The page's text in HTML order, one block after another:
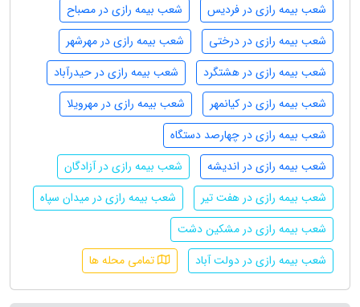
شعب بیمه رازی در فردیس
شعب بیمه رازی در مصباح
شعب بیمه رازی در درختی
شعب بیمه رازی در مهرشهر
شعب بیمه رازی در هشتگرد
شعب بیمه رازی در حیدرآباد
شعب بیمه رازی در کیانمهر
شعب بیمه رازی در مهرویلا
شعب بیمه رازی در چهارصد دستگاه
شعب بیمه رازی در اندیشه
شعب بیمه رازی در آزادگان
شعب بیمه رازی در هفت تیر
شعب بیمه رازی در میدان سپاه
شعب بیمه رازی در مشکین دشت
شعب بیمه رازی در دولت آباد
تمامی محله ها